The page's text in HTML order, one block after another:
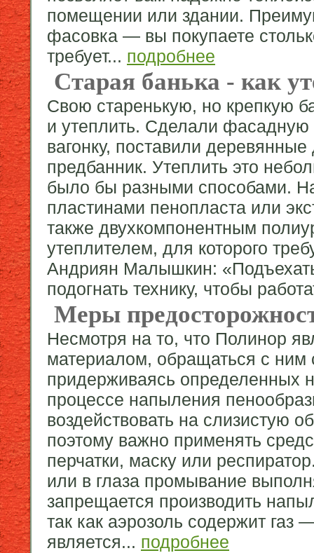
помещении или здании.
фасовка — вы покупаете
требует... подробнее
Старая банька - как
Свою старенькую, но крепкую
и утеплить. Сделали фасадную
вагонку, поставили
предбанник. Утеплить это
было бы разными способами.
пластинами пенопласта или
также двухкомпонентным
утеплителем, для которого
Андриян Малышкин:
подогнать технику, чтобы
Меры
Несмотря на то, что Полинор
материалом, обращаться с ним
придерживаясь определенных
процессе напыления
воздействовать на слизистую
поэтому важно применять
перчатки, маску или
или в глаза промывание
запрещается производить
так как аэрозоль содержит
является... подробнее